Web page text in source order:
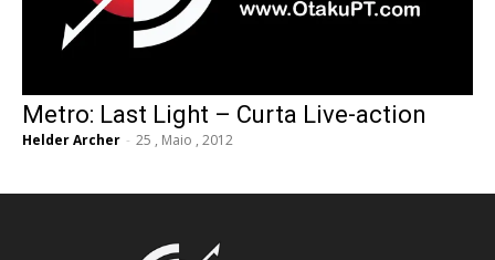
Metro: Last Light – Curta Live-action
Helder Archer - 25 , Maio , 2012